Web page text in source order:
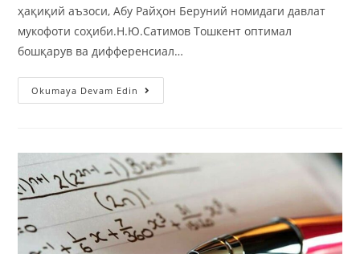
ҳақиқий аъзоси, Абу Райҳон Беруний номидаги давлат
мукофоти соҳиби.Н.Ю.Сатимов Тошкент оптимал
бошқарув ва дифференсиал…
Okumaya Devam Edin